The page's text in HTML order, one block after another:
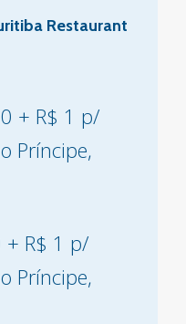
Restaurant
+ R$ 1 p/
Príncipe,
+ R$ 1 p/
Príncipe,